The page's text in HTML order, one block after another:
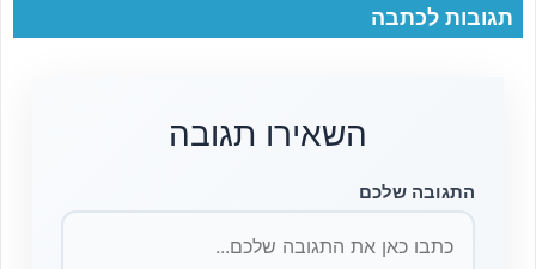
תגובות לכתבה
השאירו תגובה
התגובה שלכם